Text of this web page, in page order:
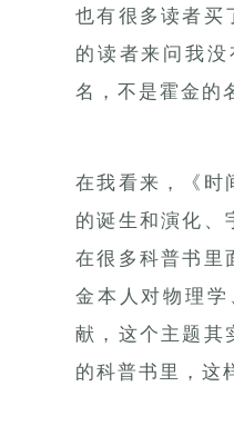
也有很多读者买
的读者来问我
名，不是霍金的
在我看来，《时
的诞生和演化、
在很多科普书里
金本人对物理
献，这个主题其
的科普书里，这